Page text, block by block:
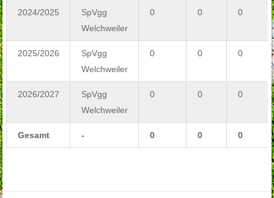
2024/2025
SpVgg
Welchweiler
0 0 0
2025/2026
SpVgg
Welchweiler
0 0 0
2026/2027
SpVgg
Welchweiler
0 0 0
Gesamt - 0 0 0